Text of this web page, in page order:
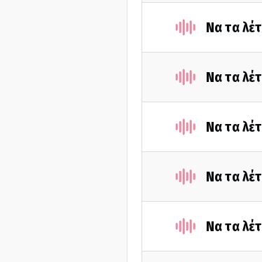
Να τα
Να τα
Να τα
Να τα
Να τα